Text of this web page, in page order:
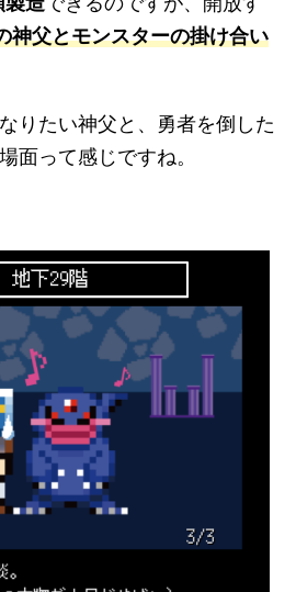
神父とモンスターの掛け合い
りたい神父と、勇者を倒した
面って感じですね。